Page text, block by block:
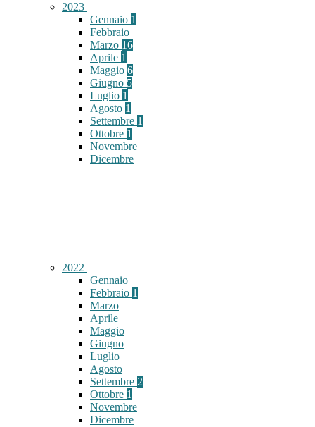
2023
Gennaio 1
Febbraio
Marzo 16
Aprile 1
Maggio 6
Giugno 5
Luglio 1
Agosto 1
Settembre 1
Ottobre 1
Novembre
Dicembre
2022
Gennaio
Febbraio 1
Marzo
Aprile
Maggio
Giugno
Luglio
Agosto
Settembre 2
Ottobre 1
Novembre
Dicembre